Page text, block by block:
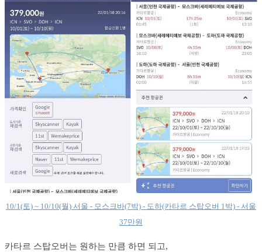
10/1(토) ~ 10/10(월) 서울 - 모스크바(7박) - 도하(카타르 스탑오버 1박) - 서울
37만원
카타르 스탑오버는 원하는 만큼 하면 되고,